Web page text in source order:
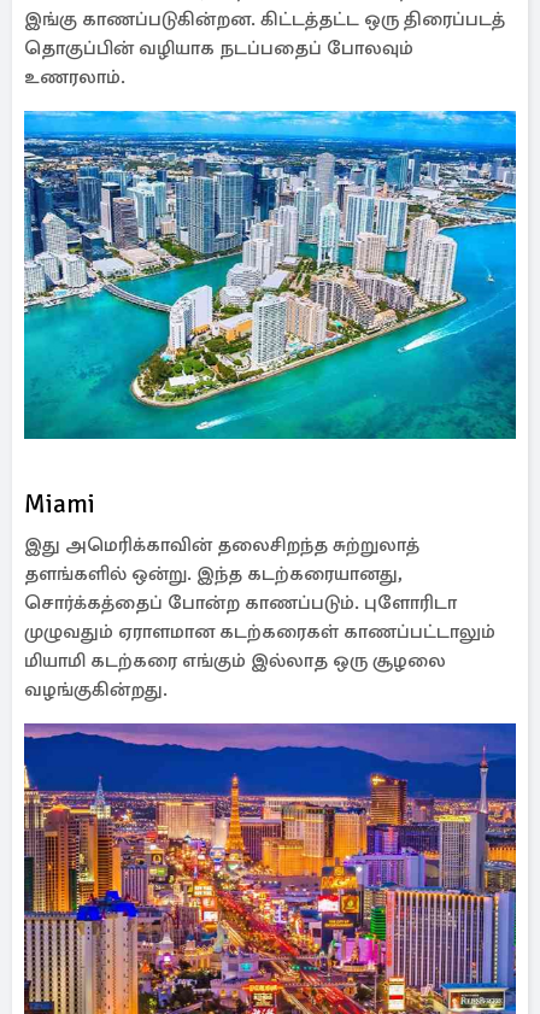
இங்கு காணப்படுகின்றன. கிட்டத்தட்ட ஒரு திரைப்படத்
தொகுப்பின் வழியாக நடப்பதைப் போலவும்
உணரலாம்.
Miami
இது அமெரிக்காவின் தலைசிறந்த சுற்றுலாத்
தளங்களில் ஒன்று. இந்த கடற்கரையானது,
சொர்க்கத்தைப் போன்ற காணப்படும். புளோரிடா
முழுவதும் ஏராளமான கடற்கரைகள் காணப்பட்டாலும்
மியாமி கடற்கரை எங்கும் இல்லாத ஒரு சூழலை
வழங்குகின்றது.